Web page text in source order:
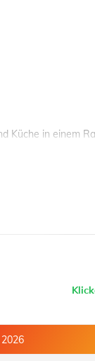
Küche in einem
l